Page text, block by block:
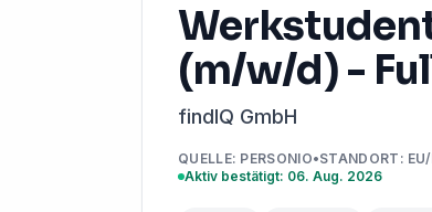
(m/w/d) -
findIQ GmbH
QUELLE: PERSONIO•STANDORT :
Aktiv bestätigt: 06. Aug. 2026